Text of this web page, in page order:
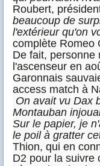
Roubert,
beaucoup de
l'extérieur qu'on
complète Romeo
De fait, personne
l'ascenseur en
Garonnais
access match à
On avait vu Dax
Montauban
Sur le papier, je
le poil à gratter
Thion, qui en
D2 pour la suivre